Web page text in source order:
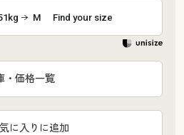
M Find your size
に入りに追加
・価格一覧